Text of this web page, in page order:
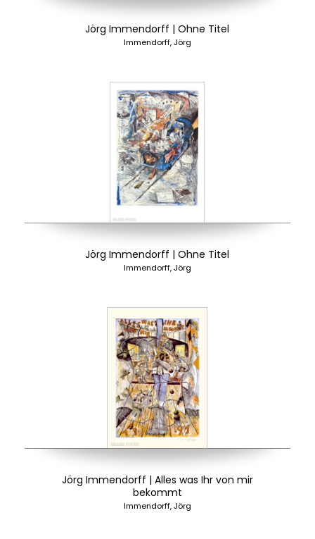
Jörg Immendorff | Ohne Titel
Immendorff, Jörg
Jörg Immendorff | Ohne Titel
Immendorff, Jörg
Jörg Immendorff | Alles was Ihr von mir
bekommt
Immendorff, Jörg